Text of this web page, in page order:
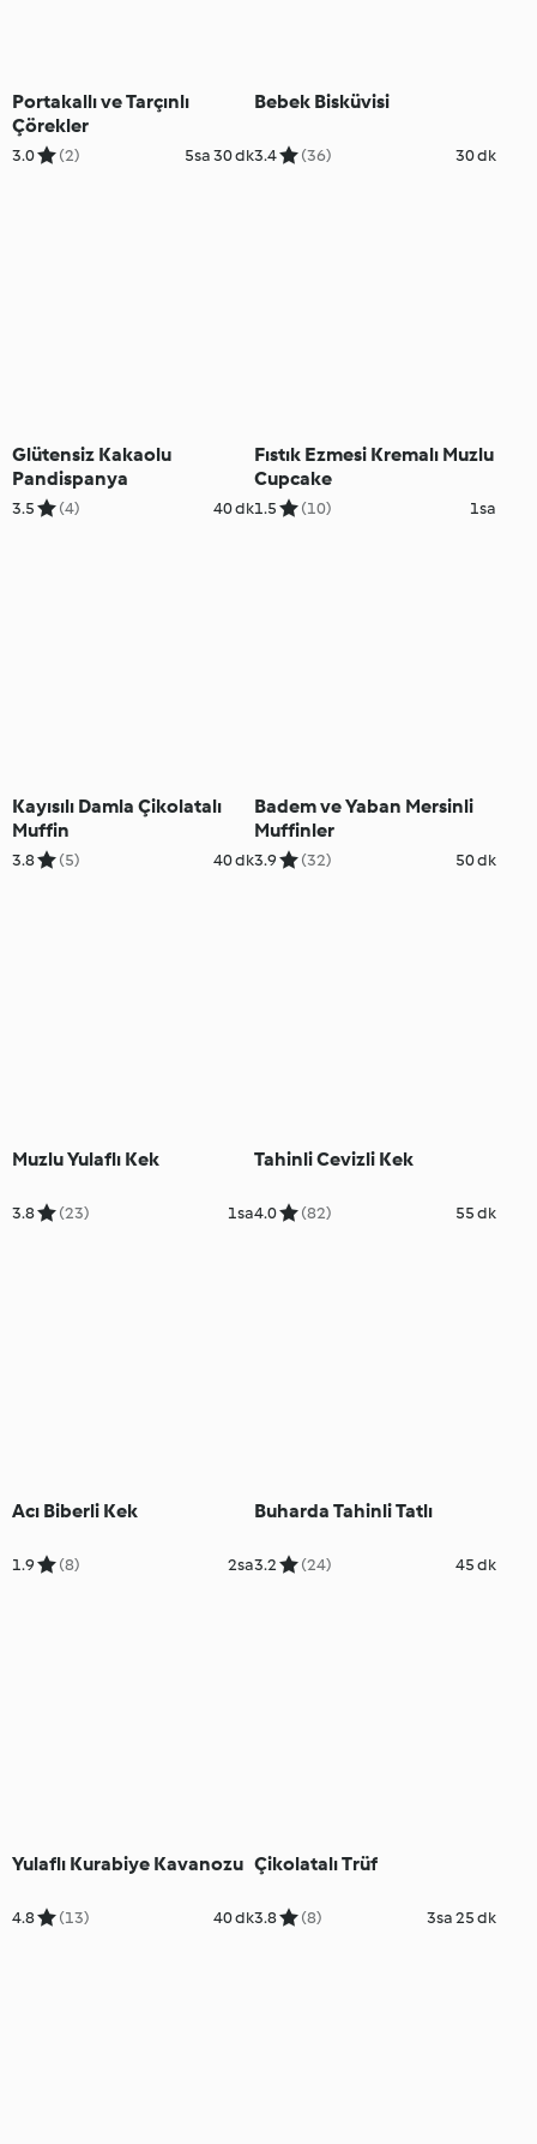
Portakallı ve Tarçınlı
Çörekler
3.0 (2) 5sa 30 dk
Bebek Bisküvisi
3.4 (36) 30 dk
Glütensiz Kakaolu
Pandispanya
3.5 (4) 40 dk
Fıstık Ezmesi Kremalı Muzlu
Cupcake
1.5 (10) 1sa
Kayısılı Damla Çikolatalı
Muffin
3.8 (5) 40 dk
Badem ve Yaban Mersinli
Muffinler
3.9 (32) 50 dk
Muzlu Yulaflı Kek
3.8 (23) 1sa
Tahinli Cevizli Kek
4.0 (82) 55 dk
Acı Biberli Kek
1.9 (8) 2sa
Buharda Tahinli Tatlı
3.2 (24) 45 dk
Yulaflı Kurabiye Kavanozu
4.8 (13) 40 dk
Çikolatalı Trüf
3.8 (8) 3sa 25 dk